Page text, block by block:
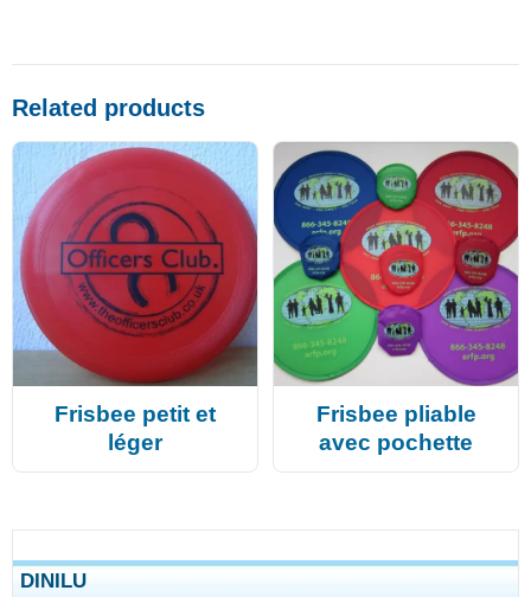
Related products
Frisbee petit et
léger
Frisbee pliable
avec pochette
DINILU